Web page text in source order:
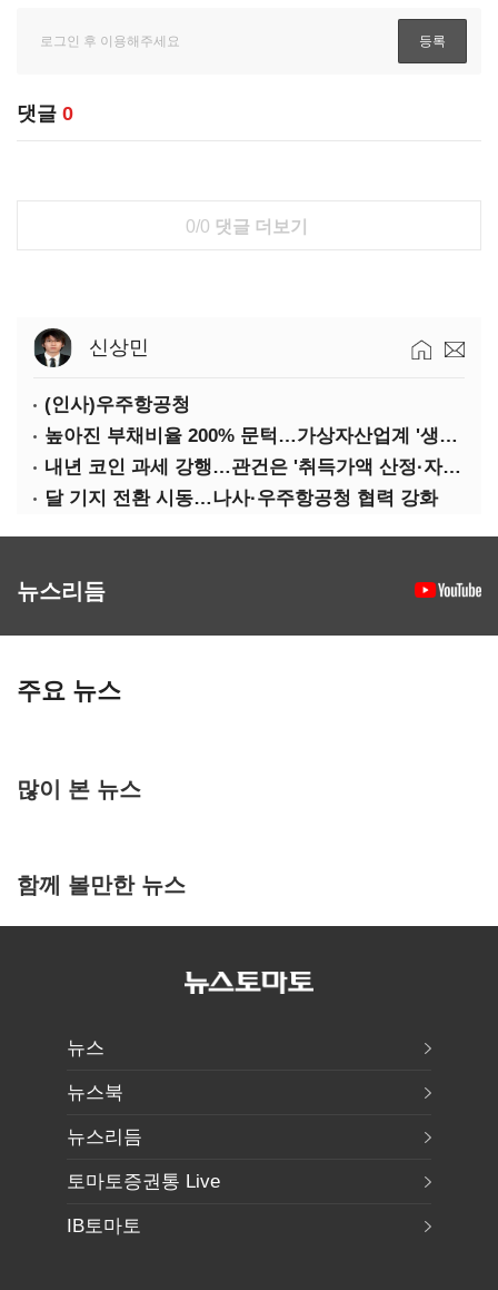
댓글 0
0/0 댓글 더보기
신상민
(인사)우주항공청
높아진 부채비율 200% 문턱…가상자산업계 '생존 시험대'
내년 코인 과세 강행…관건은 '취득가액 산정·자산 이동'
달 기지 전환 시동…나사·우주항공청 협력 강화
뉴스리듬
주요 뉴스
많이 본 뉴스
함께 볼만한 뉴스
뉴스
뉴스북
뉴스리듬
토마토증권통 Live
IB토마토